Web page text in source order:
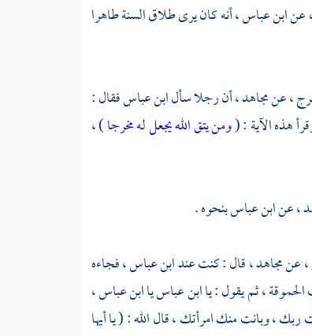
عنابن عباس ،أنه كان يرى طلاق السنة طاهرا
،عنمجاهد ،أن رجلا سألابن عباسفقال :
هذه الآية : (ومن يتق الله يجعل له مخرجا) ،
،عنابن عباسبنحوه .
عنمجاهد ،قال : كنت عندابن عباس ،فجاءه
، ثم يقول : ياابن عباسياابن عباس ،
، وبانت منك امرأتك ، قال الله : ( يا أيها